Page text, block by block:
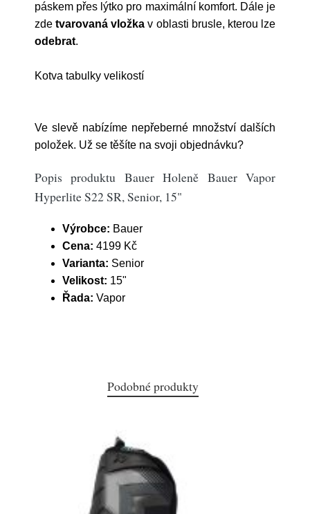
páskem přes lýtko pro maximální komfort. Dále je
zdetvarovaná vložka v oblasti brusle, kterou lze
odebrat.
Kotva tabulky velikostí
Ve slevě nabízíme nepřeberné množství dalších
položek. Už se těšíte na svoji objednávku?
Popis produktu Bauer Holeně Bauer Vapor
Hyperlite S22 SR, Senior, 15"
Výrobce: Bauer
Cena: 4199 Kč
Varianta: Senior
Velikost: 15"
Řada: Vapor
Podobné produkty